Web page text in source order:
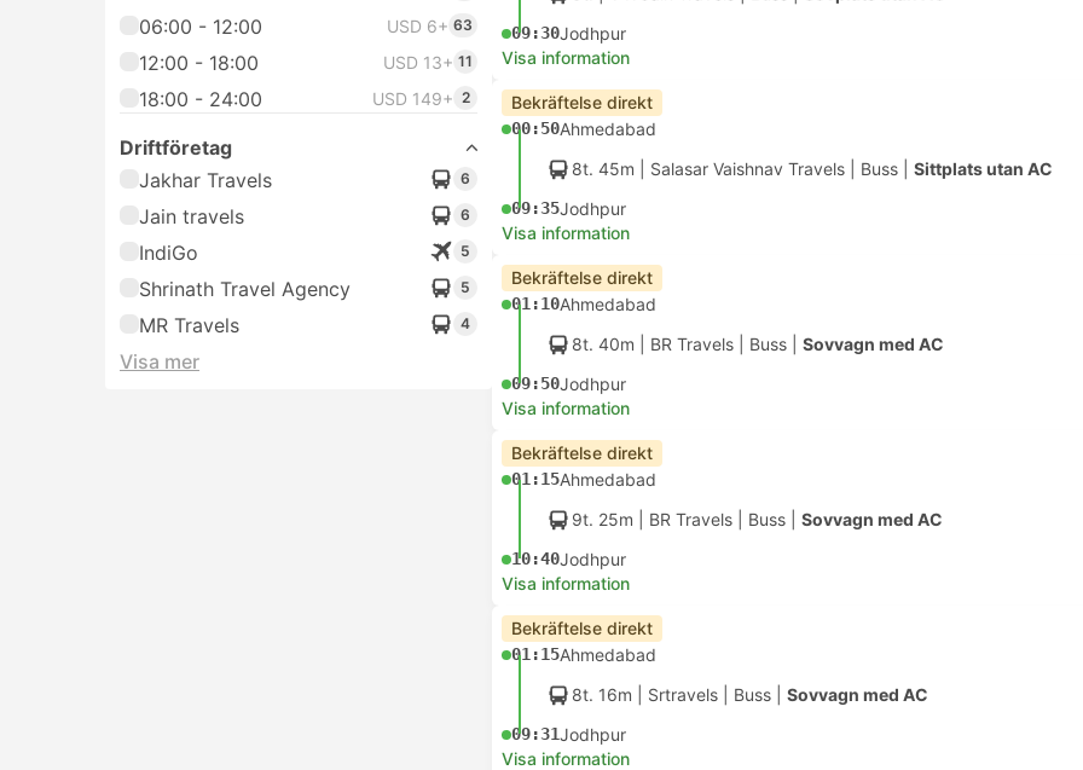
06:00 - 12:00 USD 6+ 63
12:00 - 18:00 USD 13+ 11
18:00 - 24:00 USD 149+ 2
Driftföretag
Jakhar Travels
6
Jain travels 6
IndiGo 5
Shrinath Travel Agency 5
MR Travels 4
Visa mer
09:30Jodhpur
Visa information
Bekräftelse direkt
00:50Ahmedabad
8t. 45m | Salasar Vaishnav Travels Buss Sittplats utan AC
09:35Jodhpur
Visa information
Bekräftelse direkt
01:10Ahmedabad
8t. 40m | BR Travels Buss Sovvagn med AC
09:50Jodhpur
Visa information
Bekräftelse direkt
01:15Ahmedabad
9t. 25m | BR Travels Buss Sovvagn med AC
10:40Jodhpur
Visa information
Bekräftelse direkt
01:15Ahmedabad
8t. 16m | Srtravels Buss Sovvagn med AC
09:31Jodhpur
Visa information